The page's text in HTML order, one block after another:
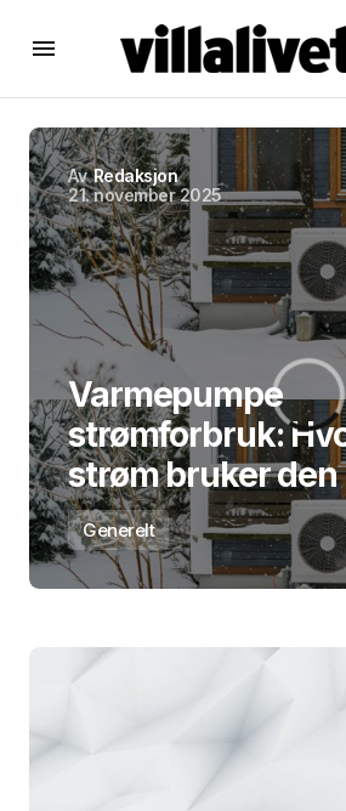
Av Redaksjon
21. november 2025
Varmepumpe
strømforbruk:
strøm bruker den
Generelt